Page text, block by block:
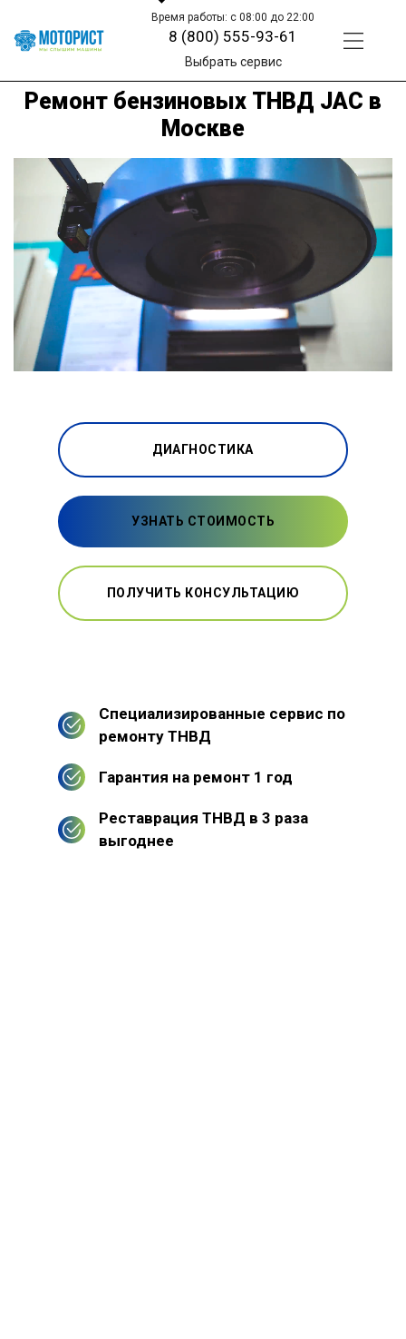
Время работы: с 08:00 до 22:00
8 (800) 555-93-61
Выбрать сервис
Ремонт бензиновых ТНВД JAC в
Москве
ДИАГНОСТИКА
УЗНАТЬ СТОИМОСТЬ
ПОЛУЧИТЬ КОНСУЛЬТАЦИЮ
Специализированные сервис по
ремонту ТНВД
Гарантия на ремонт 1 год
Реставрация ТНВД в 3 раза
выгоднее